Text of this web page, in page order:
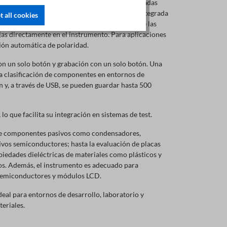
de hasta el 0,05 %. Una pantalla de 7 pulgadas
datos de medición relevantes. La función integrada
varios parámetros, mientras que las
directamente en el instrumento. Para aplicaciones
automática de polaridad.
un solo botón y grabación con un solo botón. Una
de componentes en entornos de
a través de USB, se pueden guardar hasta 500
que facilita su integración en sistemas de test.
pasivos como condensadores,
semiconductores; hasta la evaluación de placas
dieléctricas de materiales como plásticos y
Además, el instrumento es adecuado para
y módulos LCD.
para entornos de desarrollo, laboratorio y
all cookies